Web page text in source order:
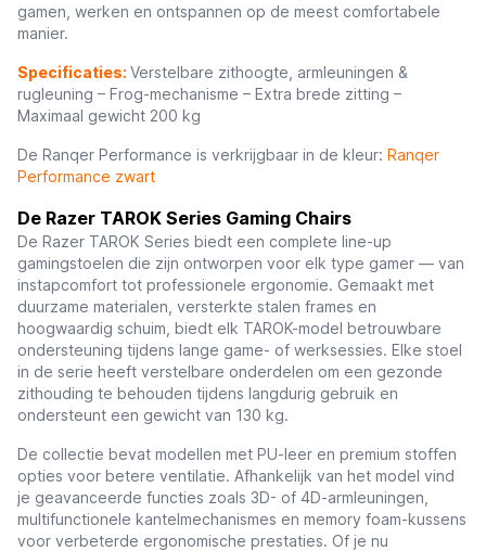
gamen, werken en ontspannen op de meest comfortabele
manier.
Specificaties: Verstelbare zithoogte, armleuningen &
rugleuning – Frog-mechanisme – Extra brede zitting –
Maximaal gewicht 200 kg
De Ranqer Performance is verkrijgbaar in de kleur: Ranqer
Performance zwart
De Razer TAROK Series Gaming Chairs
De Razer TAROK Series biedt een complete line-up
gamingstoelen die zijn ontworpen voor elk type gamer — van
instapcomfort tot professionele ergonomie. Gemaakt met
duurzame materialen, versterkte stalen frames en
hoogwaardig schuim, biedt elk TAROK-model betrouwbare
ondersteuning tijdens lange game- of werksessies. Elke stoel
in de serie heeft verstelbare onderdelen om een gezonde
zithouding te behouden tijdens langdurig gebruik en
ondersteunt een gewicht van 130 kg.
De collectie bevat modellen met PU-leer en premium stoffen
opties voor betere ventilatie. Afhankelijk van het model vind
je geavanceerde functies zoals 3D- of 4D-armleuningen,
multifunctionele kantelmechanismes en memory foam-kussens
voor verbeterde ergonomische prestaties. Of je nu